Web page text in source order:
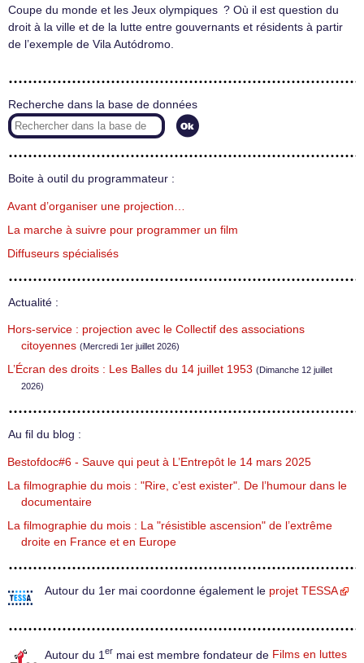
Coupe du monde et les Jeux olympiques ? Où il est question du
droit à la ville et de la lutte entre gouvernants et résidents à partir
de l’exemple de Vila Autódromo.
Recherche dans la base de données
Boite à outil du programmateur :
Avant d’organiser une projection…
La marche à suivre pour programmer un film
Diffuseurs spécialisés
Actualité :
Hors-service : projection avec le Collectif des associations
citoyennes (Mercredi 1er juillet 2026)
L’Écran des droits : Les Balles du 14 juillet 1953 (Dimanche 12 juillet
2026)
Au fil du blog :
Bestofdoc#6 - Sauve qui peut à L’Entrepôt le 14 mars 2025
La filmographie du mois : "Rire, c’est exister". De l’humour dans le
documentaire
La filmographie du mois : La "résistible ascension" de l’extrême
droite en France et en Europe
Autour du 1er mai coordonne également le projet TESSA
Autour du 1 er mai est membre fondateur de Films en luttes